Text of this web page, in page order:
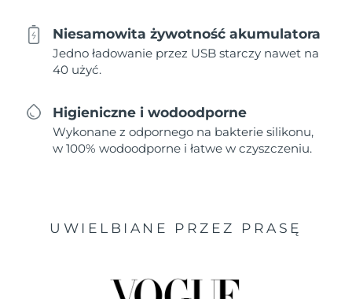
Niesamowita żywotność akumulatora
Jedno ładowanie przez USB starczy nawet na
40 użyć.
Higieniczne i wodoodporne
Wykonane z odpornego na bakterie silikonu,
w 100% wodoodporne i łatwe w czyszczeniu.
UWIELBIANE PRZEZ PRASĘ